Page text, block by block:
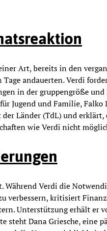
Art, bereits in den
andauerten. Verdi
in der gruppengröße
Jugend und Familie,
Länder (TdL) und erklärt,
wie Verdi nicht
Während Verdi die
verbessern, kritisiert
Unterstützung erhält er
steht Dana Griesche, eine